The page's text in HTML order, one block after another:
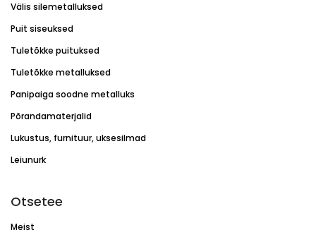
Välis silemetalluksed
Puit siseuksed
Tuletõkke puituksed
Tuletõkke metalluksed
Panipaiga soodne metalluks
Põrandamaterjalid
Lukustus, furnituur, uksesilmad
Leiunurk
Otsetee
Meist